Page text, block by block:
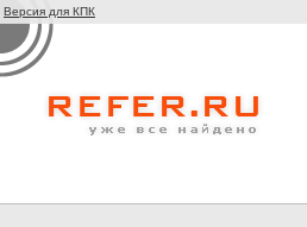
Версия для КПК